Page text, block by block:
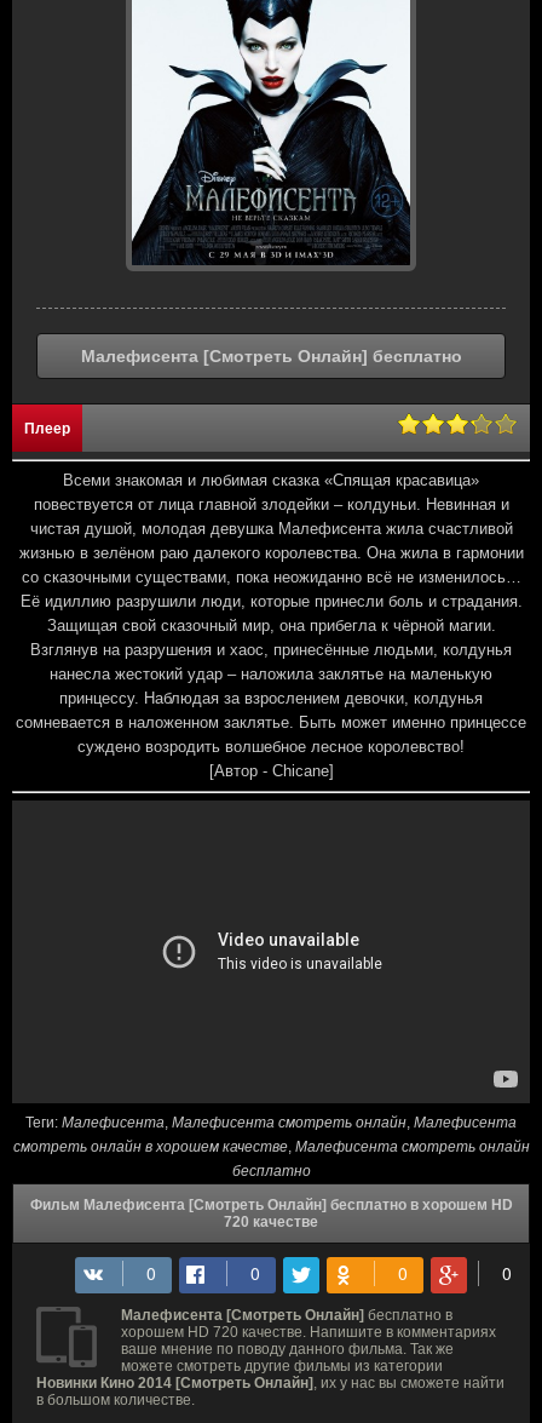
Малефисента [Смотреть Онлайн] бесплатно
Плеер
Всеми знакомая и любимая сказка «Спящая красавица»
повествуется от лица главной злодейки – колдуньи. Невинная и
чистая душой, молодая девушка Малефисента жила счастливой
жизнью в зелёном раю далекого королевства. Она жила в гармонии
со сказочными существами, пока неожиданно всё не изменилось…
Её идиллию разрушили люди, которые принесли боль и страдания.
Защищая свой сказочный мир, она прибегла к чёрной магии.
Взглянув на разрушения и хаос, принесённые людьми, колдунья
нанесла жестокий удар – наложила заклятье на маленькую
принцессу. Наблюдая за взрослением девочки, колдунья
сомневается в наложенном заклятье. Быть может именно принцессе
суждено возродить волшебное лесное королевство!
[Автор - Chicane]
Теги: Малефисента Малефисента смотреть онлайн Малефисента
смотреть онлайн в хорошем качестве, Малефисента смотреть онлайн
бесплатно
Фильм Малефисента [Смотреть Онлайн] бесплатно в хорошем HD
720 качестве
Малефисента [Смотреть Онлайн] бесплатно в
хорошем HD 720 качестве. Напишите в комментариях
ваше мнение по поводу данного фильма. Так же
можете смотреть другие фильмы из категории
Новинки Кино 2014 [Смотреть Онлайн] , их у нас вы сможете найти
в большом количестве.